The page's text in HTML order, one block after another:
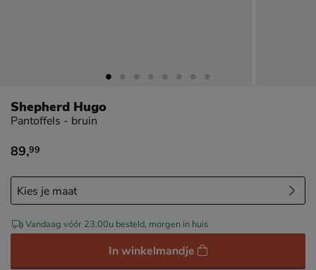
Shepherd Hugo
Pantoffels - bruin
€ 89,99
89,99
Vandaag vóór 23.00u besteld, morgen in huis
In winkelmandje